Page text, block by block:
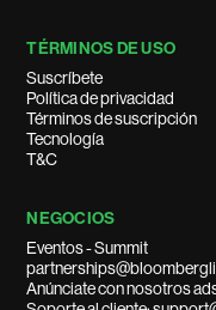
TÉRMINOS DE USO
Suscríbete
Política de privacidad
Términos de suscripción
Tecnología
T&C
NEGOCIOS
Eventos - Summit
Anúnciate con nosotros